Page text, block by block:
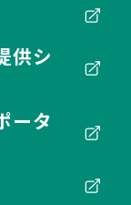
供シ
ータ